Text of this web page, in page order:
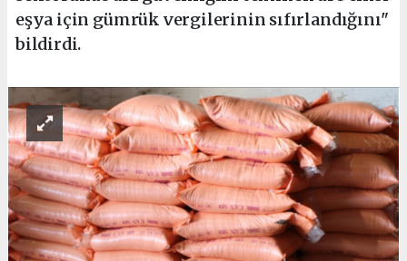
eşya için gümrük vergilerinin sıfırlandığını"
bildirdi.